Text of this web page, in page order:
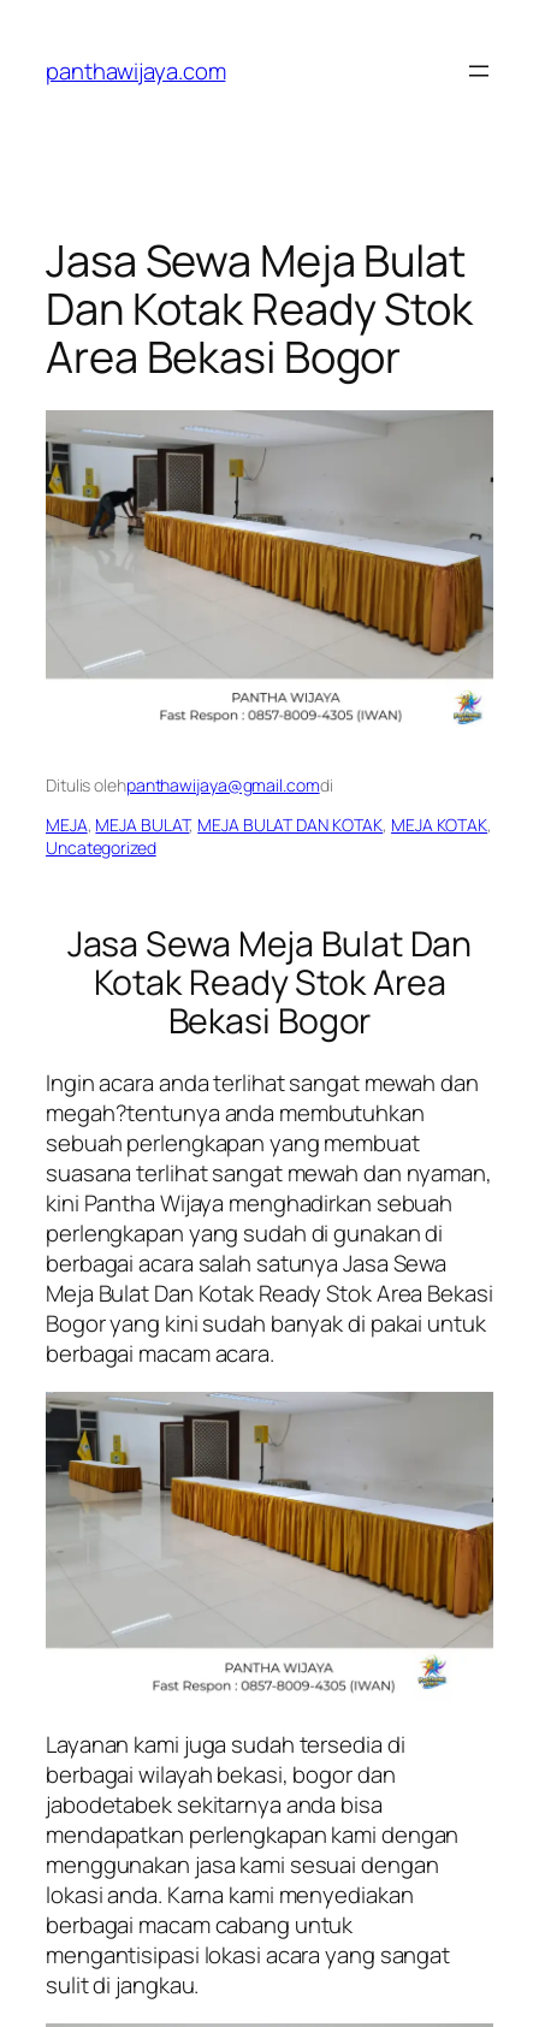
konten
panthawijaya.com
Jasa Sewa Meja Bulat
Dan Kotak Ready Stok
Area Bekasi Bogor
Ditulis olehpanthawijaya@gmail.comdi
MEJA, MEJA BULAT, MEJA BULAT DAN KOTAK, MEJA KOTAK
Uncategorized
Jasa Sewa Meja Bulat Dan
Kotak Ready Stok Area
Bekasi Bogor
Ingin acara anda terlihat sangat mewah dan
megah?tentunya anda membutuhkan
sebuah perlengkapan yang membuat
suasana terlihat sangat mewah dan nyaman,
kini Pantha Wijaya menghadirkan sebuah
perlengkapan yang sudah di gunakan di
berbagai acara salah satunya Jasa Sewa
Meja Bulat Dan Kotak Ready Stok Area Bekasi
Bogor yang kini sudah banyak di pakai untuk
berbagai macam acara.
Layanan kami juga sudah tersedia di
berbagai wilayah bekasi, bogor dan
jabodetabek sekitarnya anda bisa
mendapatkan perlengkapan kami dengan
menggunakan jasa kami sesuai dengan
lokasi anda. Karna kami menyediakan
berbagai macam cabang untuk
mengantisipasi lokasi acara yang sangat
sulit di jangkau.